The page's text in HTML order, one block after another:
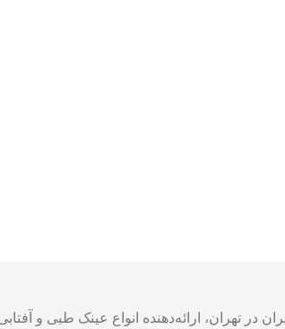
در تهران، ارائه‌دهنده انواع عینک طبی و